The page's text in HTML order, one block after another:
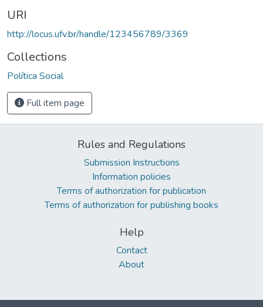
URI
http://locus.ufv.br/handle/123456789/3369
Collections
Política Social
Full item page
Rules and Regulations
Submission Instructions
Information policies
Terms of authorization for publication
Terms of authorization for publishing books
Help
Contact
About